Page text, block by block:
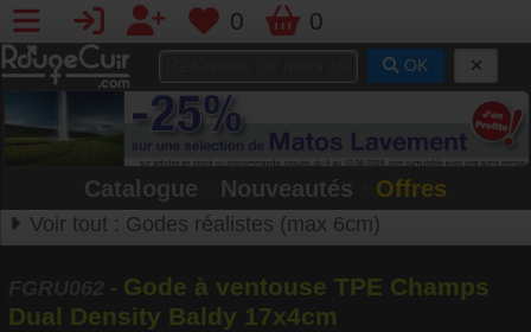
0 0
OK
Catalogue Nouveautés Offres
Voir tout : Godes réalistes (max 6cm)
Gode à ventouse TPE Champs
Dual Density Baldy 17x4cm